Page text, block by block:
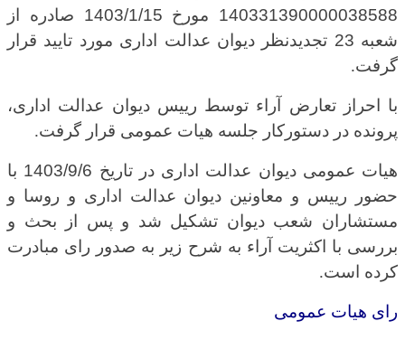
140331390000038588 مورخ 1403/1/15 صادره از
شعبه 23 تجدیدنظر دیوان عدالت اداری مورد تایید قرار
گرفت.
با احراز تعارض آراء توسط رییس دیوان عدالت اداری،
پرونده در دستورکار جلسه هیات عمومی قرار گرفت.
هیات عمومی دیوان عدالت اداری در تاریخ 1403/9/6 با
حضور رییس و معاونین دیوان عدالت اداری و روسا و
مستشاران شعب دیوان تشکیل شد و پس از بحث و
بررسی با اکثریت آراء به شرح زیر به صدور رای مبادرت
کرده است.
رای هیات عمومی